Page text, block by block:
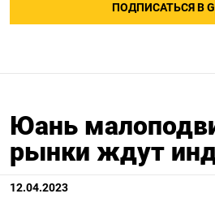
ПОДПИСАТЬСЯ В
Юань
рынки ждут
12.04.2023